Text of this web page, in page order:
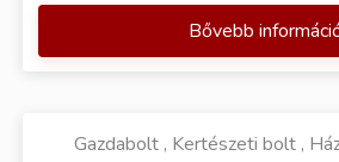
Bővebb
Gazdabolt , Kertészeti bolt ,